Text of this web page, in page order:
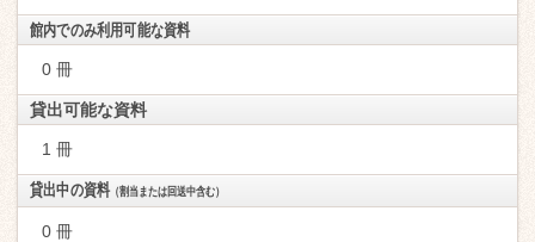
館内でのみ利用可能な資料
0 冊
貸出可能な資料
1 冊
貸出中の資料（割当または回送中含む）
0 冊